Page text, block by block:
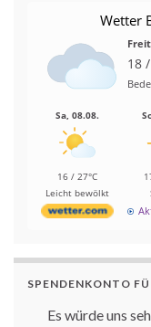
Wetter
18
Sa, 08.08.
16 / 27°C
Leicht bewölkt
SPENDENKONTO
Es würde uns